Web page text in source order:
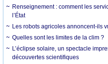
Renseignement : comment les
l’État
Les robots agricoles annoncent-ils
Quelles sont les limites de la clim ?
L’éclipse solaire, un spectacle
découvertes scientifiques